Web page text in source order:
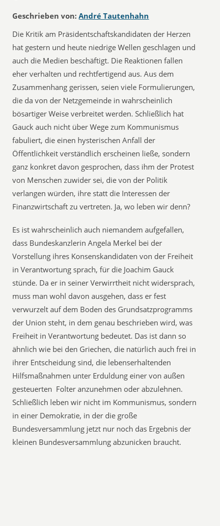
Geschrieben von: André Tautenhahn
Die Kritik am Präsidentschaftskandidaten der Herzen
hat gestern und heute niedrige Wellen geschlagen und
auch die Medien beschäftigt. Die Reaktionen fallen
eher verhalten und rechtfertigend aus. Aus dem
Zusammenhang gerissen, seien viele Formulierungen,
die da von der Netzgemeinde in wahrscheinlich
bösartiger Weise verbreitet werden. Schließlich hat
Gauck auch nicht über Wege zum Kommunismus
fabuliert, die einen hysterischen Anfall der
Öffentlichkeit verständlich erscheinen ließe, sondern
ganz konkret davon gesprochen, dass ihm der Protest
von Menschen zuwider sei, die von der Politik
verlangen würden, ihre statt die Interessen der
Finanzwirtschaft zu vertreten. Ja, wo leben wir denn?
Es ist wahrscheinlich auch niemandem aufgefallen,
dass Bundeskanzlerin Angela Merkel bei der
Vorstellung ihres Konsenskandidaten von der Freiheit
in Verantwortung sprach, für die Joachim Gauck
stünde. Da er in seiner Verwirrtheit nicht widersprach,
muss man wohl davon ausgehen, dass er fest
verwurzelt auf dem Boden des Grundsatzprogramms
der Union steht, in dem genau beschrieben wird, was
Freiheit in Verantwortung bedeutet. Das ist dann so
ähnlich wie bei den Griechen, die natürlich auch frei in
ihrer Entscheidung sind, die lebenserhaltenden
Hilfsmaßnahmen unter Erduldung einer von außen
gesteuerten Folter anzunehmen oder abzulehnen.
Schließlich leben wir nicht im Kommunismus, sondern
in einer Demokratie, in der die große
Bundesversammlung jetzt nur noch das Ergebnis der
kleinen Bundesversammlung abzunicken braucht.